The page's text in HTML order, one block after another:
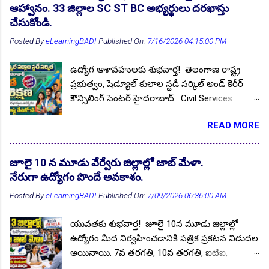
ఇన్స్టిట్యూట్ నుండి 10వ తరగతి, డిప్లొమా, ఐటిఐ
అధికారి గౌరవ శ్రీ బి. రాహుల్ ఐఏఎస్ ఒక ప్రకటనలో
నిరుద్యోగ యువత ఈ అవకాశాన్ని సద్వినియోగం
చేశారు. గిరిజన యువత ప్రభుత్వ ఉద్యోగాలను అధిక
సంఖ్యలో సాధించేందుకు కోసం, ఐటీడీఏ ద్వారా ఈ
సహకారం అందించబడుతుందని తెలిపారు. Follow US
Click here Follow Channel Click here
నైపుణ్యాభివృద్ధి శిక్షణ అవకాశాలు కల్పించడానికి 03
సెంటర్ లను ఏర్పాటు చేసింది. YTC భద్రాచలం, YTC
ఇల్లందు, YTC అశ్వరావుపేట (గిరిజన్ భవనం). కోర్సుల
ఆహ్వానం. 33 జిల్లాల SC ST BC అభ్యర్థులు దరఖాస్తు
చేసుకోండి.
Posted ByeLearningBADI Published On: 7/16/2026 04:15:00 PM
ఉద్యోగ ఆశావహులకు శుభవార్త! తెలంగాణ రాష్ట్ర
ప్రభుత్వం, షెడ్యూల్ కులాల స్టడీ సర్కిల్ అండ్ కెరీర్
కౌన్సిలింగ్ సెంటర్ హైదరాబాద్. Civil Services
ఉద్యోగాలకు శిక్షణ కోసం, రాష్ట్రంలోని 12 TSSC Study
Circle జిల్లాలు, అవి; ఆదిలాబాద్, జగిత్యాల, కరీంనగర్,
ఖమ్మం, మహబూబ్నగర్, నల్లగొండ, నిజామాబాద్,
రాజన్న సిరిసిల్ల, రంగారెడ్డి, సిద్దిపేట, సూర్యాపేట
మంది అభ్యర్థులను స్క్రీనింగ్ టెస్ట్ ఆధారంగా ఎంపిక
అందించడానికి, ఎస్సీ, ఎస్టీ, బీసీ (BC-E PwD
కలుపుకొని) నిరుద్యోగ యువత/ విద్యార్థుల కోసం
2026-27 విద్యా సంవత్సరంలో ఉచిత కోచింగ్
READ MORE
జూలై 10 న మూడు వేర్వేరు జిల్లాల్లో జాబ్ మేళా.
నేరుగా ఉద్యోగం పొందే అవకాశం.
Posted ByeLearningBADI Published On: 7/09/2026 06:36:00 AM
యువతకు శుభవార్త! జూలై 10న మూడు జిల్లాల్లో
ఉద్యోగం మీద నిర్వహించడానికి పత్రిక ప్రకటన విడుదల
అయినాయి. 7వ తరగతి, 10వ తరగతి, ఐటిఐ,